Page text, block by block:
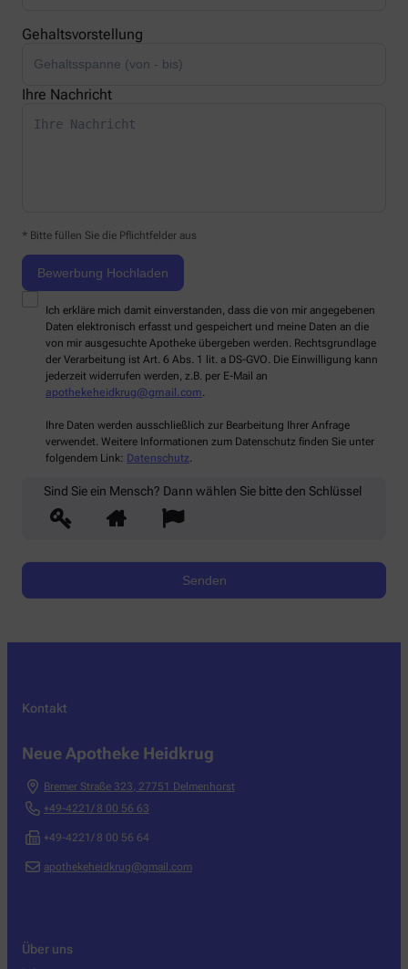
Gehaltsvorstellung
Ihre Nachricht
* Bitte füllen Sie die Pflichtfelder aus
Ich erkläre mich damit einverstanden, dass die von mir angegebenen
Daten elektronisch erfasst und gespeichert und meine Daten an die
von mir ausgesuchte Apotheke übergeben werden. Rechtsgrundlage
der Verarbeitung ist Art. 6 Abs. 1 lit. a DS-GVO. Die Einwilligung kann
jederzeit widerrufen werden, z.B. per E-Mail an
apothekeheidkrug@gmail.com.
Ihre Daten werden ausschließlich zur Bearbeitung Ihrer Anfrage
verwendet. Weitere Informationen zum Datenschutz finden Sie unter
folgendem Link: Datenschutz.
Sind Sie ein Mensch? Dann wählen Sie bitteden Schlüssel
Kontakt
Neue Apotheke Heidkrug
Bremer Straße 323, 27751 Delmenhorst
+49-4221/ 8 00 56 63
+49-4221/ 8 00 56 64
apothekeheidkrug@gmail.com
Über uns